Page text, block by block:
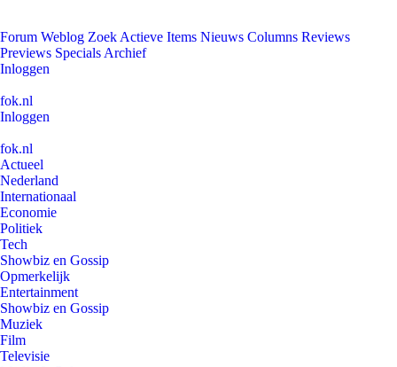
Forum Weblog Zoek Actieve Items Nieuws Columns Reviews
Previews Specials Archief
Inloggen
fok.nl
Inloggen
fok.nl
Actueel
Nederland
Internationaal
Economie
Politiek
Tech
Showbiz en Gossip
Opmerkelijk
Entertainment
Showbiz en Gossip
Muziek
Film
Televisie